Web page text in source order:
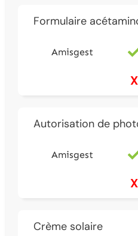
Formulaire
Amisgest
X
Autorisation de
Amisgest
X
Crème solaire